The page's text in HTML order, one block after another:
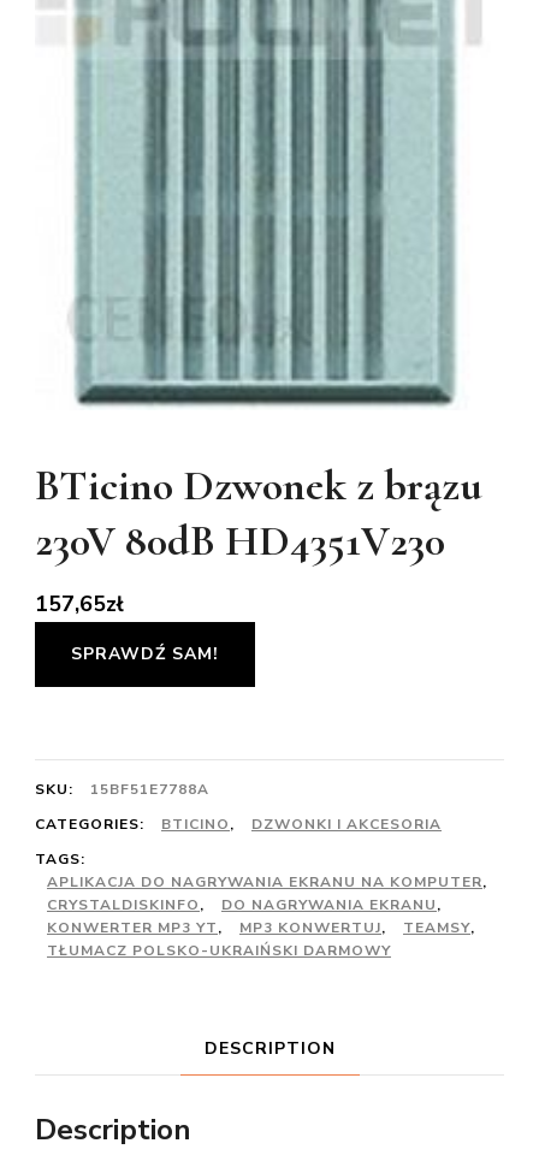
BTicino Dzwonek z brązu
230V 80dB HD4351V230
157,65zł
SPRAWDŹ SAM!
SKU:
15BF51E7788A
CATEGORIES:
BTICINO,
DZWONKI I AKCESORIA
TAGS:
APLIKACJA DO NAGRYWANIA EKRANU NA KOMPUTER,
CRYSTALDISKINFO, DO NAGRYWANIA EKRANU,
KONWERTER MP3 YT, MP3 KONWERTUJ, TEAMSY,
TŁUMACZ POLSKO-UKRAIŃSKI DARMOWY
DESCRIPTION
Description